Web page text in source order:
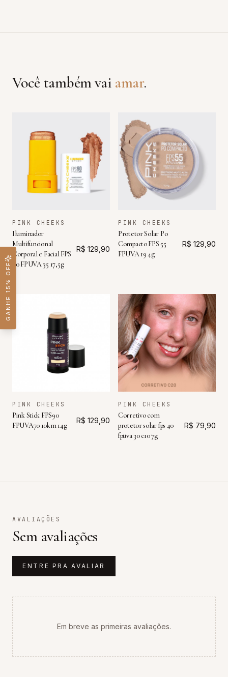
Você também vai amar.
PINK CHEEKS
Iluminador
Multifuncional
Corporal e Facial FPS
90 FPUVA 35 17,5g
R$ 129,90
PINK CHEEKS
Protetor Solar Po
Compacto FPS 55
FPUVA 19 4g
R$ 129,90
PINK CHEEKS
Pink Stick FPS90
FPUVA70 10km 14g
R$ 129,90
PINK CHEEKS
Corretivo com
protetor solar fps 40
fpuva 30 c10 7g
R$ 79,90
AVALIAÇÕES
Sem avaliações
ENTRE PRA AVALIAR
Em breve as primeiras avaliações.
GANHE 15% OFF